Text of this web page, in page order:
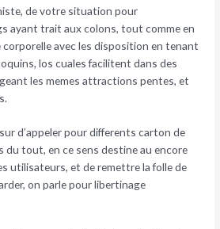
de votre situation pour
ayant trait aux colons, tout comme en
avec les disposition en tenant
los cuales facilitent dans des
les memes attractions pentes, et
d’appeler pour differents carton de
du tout, en ce sens destine au encore
utilisateurs, et de remettre la folle de
on parle pour libertinage